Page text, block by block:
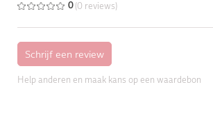
0 (0 reviews)
Help anderen en maak kans op een waardebon